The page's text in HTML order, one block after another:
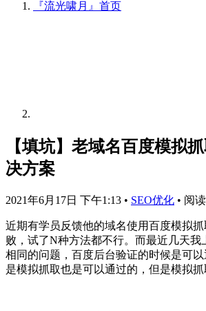
『流光啸月』 首页
【填坑】老域名百度模拟
决方案
2021年6月17日 下午1:13 • SEO优化 • 阅
近期有学员反馈他的域名使用百度模拟
败，试了N种方法都不行。而最近几天我
相同的问题，百度后台验证的时候是可
是模拟抓取也是可以通过的，但是模拟抓